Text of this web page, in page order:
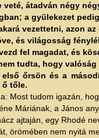
átadván négy
a gyülekezet
vezettetni, azon
és világosság
fel magadat, és
tudta, hogy
őrsön és a
ő tőle.
Most tudom igazán,
Máriának, a János
ajtaján, egy Rhodé
örömében nem nyitá